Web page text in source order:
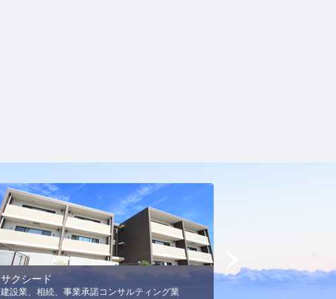
サクシード
建設業、相続、事業承諾コンサルティング業
MSエネルギー
Next